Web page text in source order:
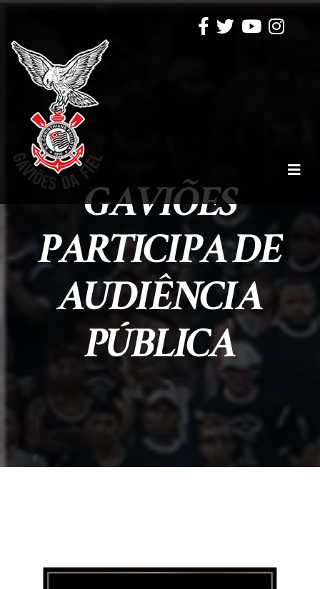
GAVIÕES
PARTICIPA DE
AUDIÊNCIA
PÚBLICA